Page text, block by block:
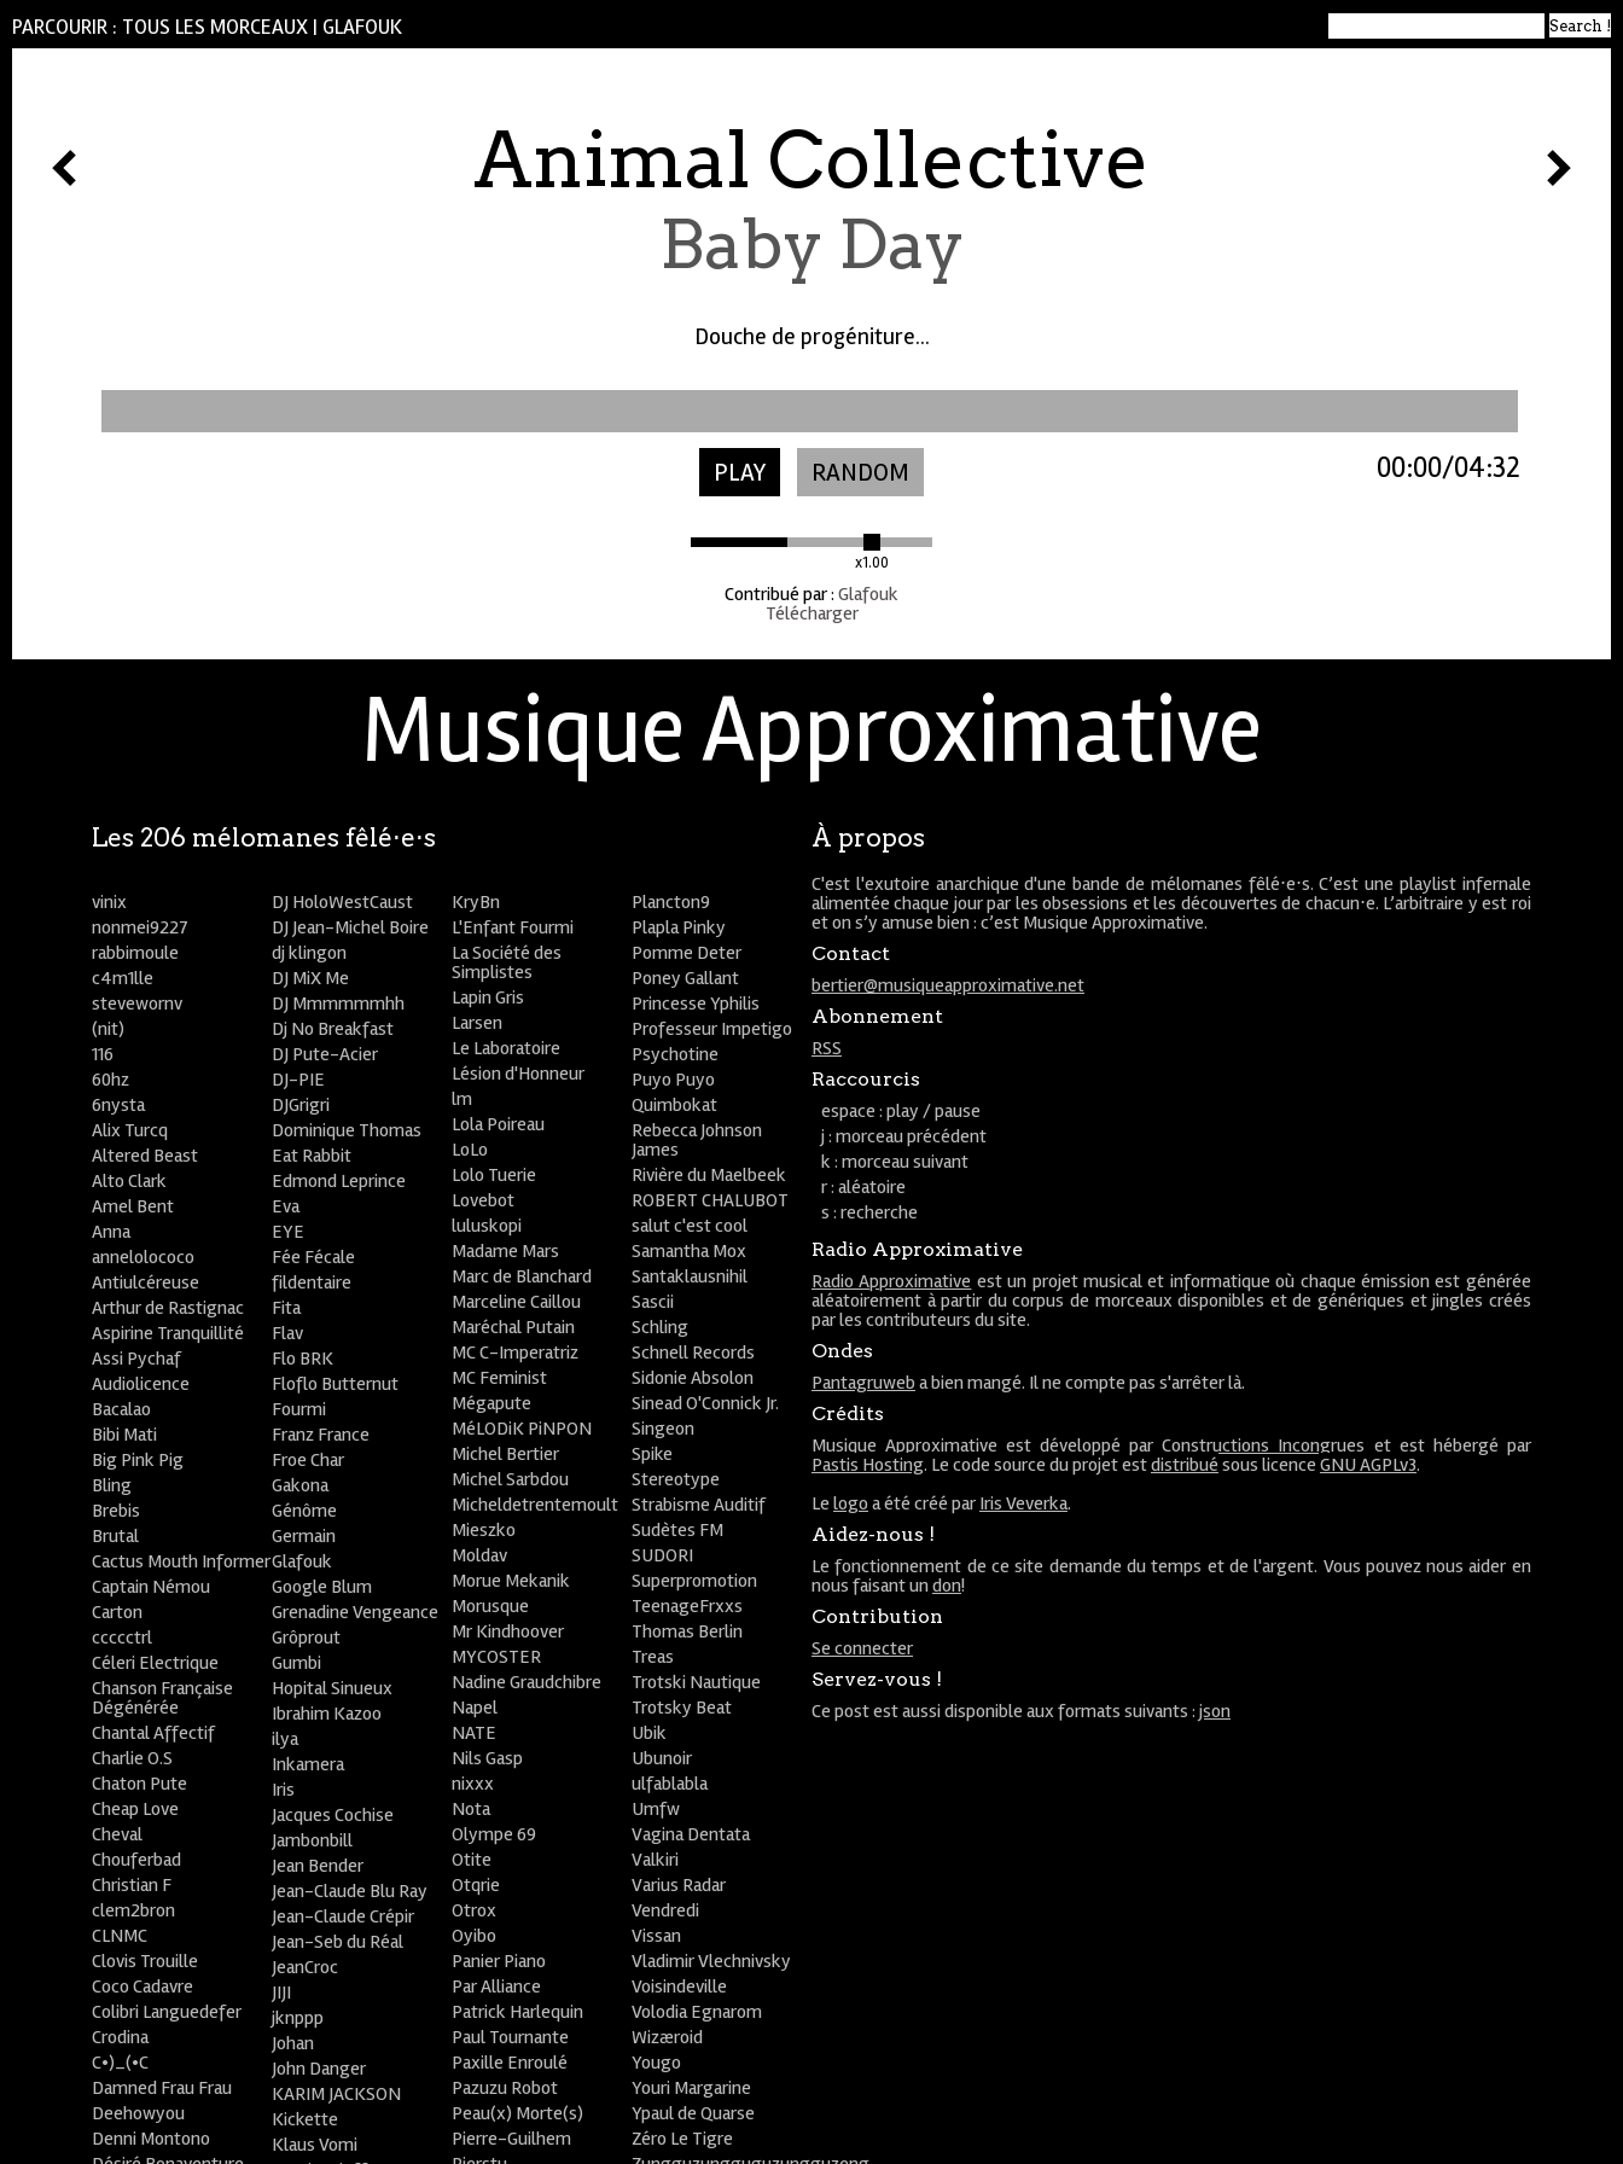
PARCOURIR : TOUS LES MORCEAUX | GLAFOUK
Animal Collective
Baby Day
Douche de progéniture...
PLAY RANDOM
x1.00
04:32
00:00
Contribué par: Glafouk
Télécharger
Musique Approximative
À propos
C'est l'exutoire anarchique d'une bande de mélomanes fêlé⋅e⋅s. C’est une playlist infernale
alimentée chaque jour par les obsessions et les découvertes de chacun⋅e. L’arbitraire y est roi
et on s’y amuse bien : c’est Musique Approximative.
Contact
bertier@musiqueapproximative.net
Abonnement
RSS
Raccourcis
espace : play / pause
j : morceau précédent
k : morceau suivant
r : aléatoire
s : recherche
Radio Approximative
Radio Approximative est un projet musical et informatique où chaque émission est générée
aléatoirement à partir du corpus de morceaux disponibles et de génériques et jingles créés
par les contributeurs du site.
Ondes
Pantagruweb a bien mangé. Il ne compte pas s'arrêter là.
Crédits
Musique Approximative est développé parConstructions Incongrues et est hébergé par
Pastis Hosting. Le code source du projet estdistribué sous licence GNU AGPLv3.
Le logo a été créé par Iris Veverka.
Aidez-nous !
Le fonctionnement de ce site demande du temps et de l'argent. Vous pouvez nous aider en
nous faisant undon!
Contribution
Se connecter
Servez-vous !
Ce post est aussi disponible aux formats suivants : json
Les 206 mélomanes fêlé⋅e⋅s
vinix
nonmei9227
rabbimoule
c4m1lle
stevewornv
(nit)
116
60hz
6nysta
Alix Turcq
Altered Beast
Alto Clark
Amel Bent
Anna
annelolococo
Antiulcéreuse
Arthur de Rastignac
Aspirine Tranquillité
Assi Pychaf
Audiolicence
Bacalao
Bibi Mati
Big Pink Pig
Bling
Brebis
Brutal
Cactus Mouth Informer
Captain Némou
Carton
ccccctrl
Céleri Electrique
Chanson Française
Dégénérée
Chantal Affectif
Charlie O.S
Chaton Pute
Cheap Love
Cheval
Chouferbad
Christian F
clem2bron
CLNMC
Clovis Trouille
Coco Cadavre
Colibri Languedefer
Crodina
C•)_(•C
Damned Frau Frau
Deehowyou
Denni Montono
DJ HoloWestCaust
DJ Jean-Michel Boire
dj klingon
DJ MiX Me
DJ Mmmmmmhh
Dj No Breakfast
DJ Pute-Acier
DJ-PIE
DJGrigri
Dominique Thomas
Eat Rabbit
Edmond Leprince
Eva
EYE
Fée Fécale
fildentaire
Fita
Flav
Flo BRK
Floflo Butternut
Fourmi
Franz France
Froe Char
Gakona
Génôme
Germain
Glafouk
Google Blum
Grenadine Vengeance
Grôprout
Gumbi
Hopital Sinueux
Ibrahim Kazoo
ilya
Inkamera
Iris
Jacques Cochise
Jambonbill
Jean Bender
Jean-Claude Blu Ray
Jean-Claude Crépir
Jean-Seb du Réal
JeanCroc
JIJI
jknppp
Johan
John Danger
KARIM JACKSON
Kickette
Klaus Vomi
KryBn
L'Enfant Fourmi
La Société des
Simplistes
Lapin Gris
Larsen
Le Laboratoire
Lésion d'Honneur
lm
Lola Poireau
LoLo
Lolo Tuerie
Lovebot
luluskopi
Madame Mars
Marc de Blanchard
Marceline Caillou
Maréchal Putain
MC C-Imperatriz
MC Feminist
Mégapute
MéLODiK PiNPON
Michel Bertier
Michel Sarbdou
Micheldetrentemoult
Mieszko
Moldav
Morue Mekanik
Morusque
Mr Kindhoover
MYCOSTER
Nadine Graudchibre
Napel
NATE
Nils Gasp
nixxx
Nota
Olympe 69
Otite
Otqrie
Otrox
Oyibo
Panier Piano
Par Alliance
Patrick Harlequin
Paul Tournante
Paxille Enroulé
Pazuzu Robot
Peau(x) Morte(s)
Pierre-Guilhem
Plancton9
Plapla Pinky
Pomme Deter
Poney Gallant
Princesse Yphilis
Professeur Impetigo
Psychotine
Puyo Puyo
Quimbokat
Rebecca Johnson
James
Rivière du Maelbeek
ROBERT CHALUBOT
salut c'est cool
Samantha Mox
Santaklausnihil
Sascii
Schling
Schnell Records
Sidonie Absolon
Sinead O'Connick Jr.
Singeon
Spike
Stereotype
Strabisme Auditif
Sudètes FM
SUDORI
Superpromotion
TeenageFrxxs
Thomas Berlin
Treas
Trotski Nautique
Trotsky Beat
Ubik
Ubunoir
ulfablabla
Umfw
Vagina Dentata
Valkiri
Varius Radar
Vendredi
Vissan
Vladimir Vlechnivsky
Voisindeville
Volodia Egnarom
Wizæroid
Yougo
Youri Margarine
Ypaul de Quarse
Zéro Le Tigre